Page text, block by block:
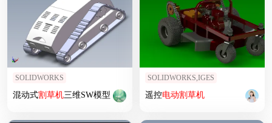
SOLIDWORKS
混动式割草机三维SW模型
SOLIDWORKS,IGES
遥控电动割草机